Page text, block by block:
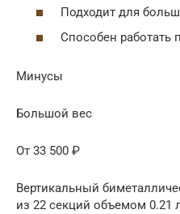
Подходит для
Способен
Минусы
Большой вес
От 33 500 ₽
Вертикальный
из 22 секций объемом